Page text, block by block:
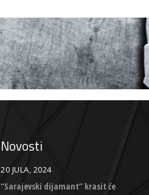
Novosti
20 JULA, 2024
“Sarajevski dijamant” krasit će